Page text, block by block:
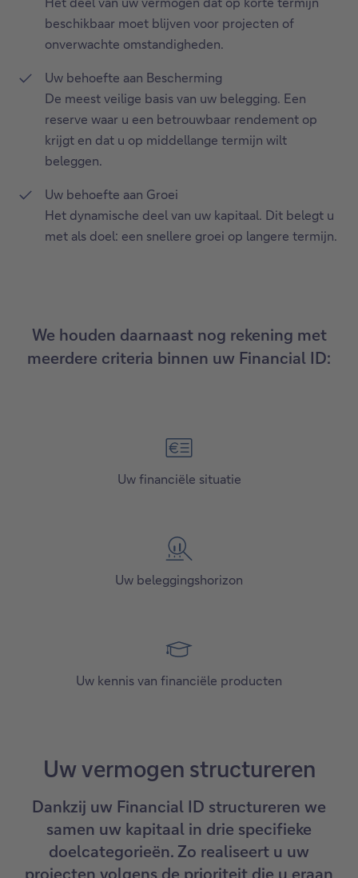
beschikbaar moet blijven voor projecten of
onverwachte omstandigheden.
Uw behoefte aan Bescherming
De meest veilige basis van uw belegging. Een
reserve waar u een betrouwbaar rendement op
krijgt en dat u op middellange termijn wilt
beleggen.
Uw behoefte aan Groei
Het dynamische deel van uw kapitaal. Dit belegt u
met als doel: een snellere groei op langere termijn.
We houden daarnaast nog rekening met
meerdere criteria binnen uw Financial ID:
Uw financiële situatie
Uw beleggingshorizon
Uw kennis van financiële producten
Uw vermogen structureren
Dankzij uw Financial ID structureren we
samen uw kapitaal in drie specifieke
doelcategorieën. Zo realiseert u uw
projecten volgens de prioriteit die u eraan